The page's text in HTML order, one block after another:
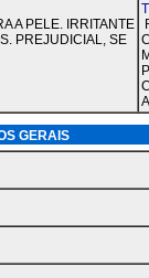
A PELE. IRRITANTE
PREJUDICIAL, SE